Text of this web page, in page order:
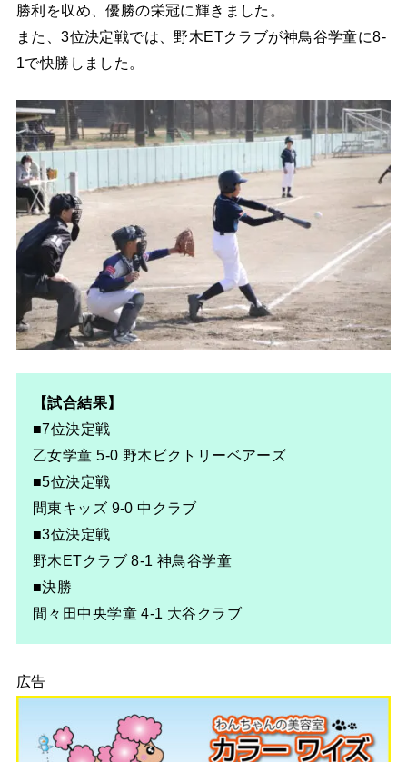
勝利を収め、優勝の栄冠に輝きました。
また、3位決定戦では、野木ETクラブが神鳥谷学童に8-
1で快勝しました。
【試合結果】
■7位決定戦
乙女学童 5-0 野木ビクトリーベアーズ
■5位決定戦
間東キッズ 9-0 中クラブ
■3位決定戦
野木ETクラブ 8-1 神鳥谷学童
■決勝
間々田中央学童 4-1 大谷クラブ
広告